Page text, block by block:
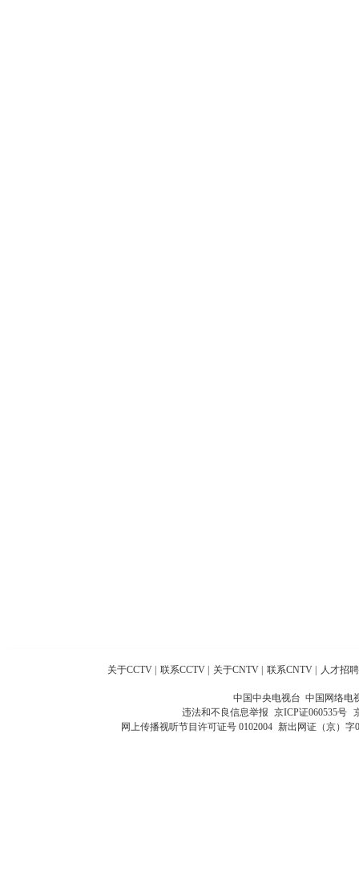
关于CCTV 联系CCTV 关于CNTV 联系CNTV 人才招聘
中国中央电视台 中国网络电
违法和不良信息举报 京ICP证060535号
网上传播视听节目许可证号 0102004 新出网证（京）